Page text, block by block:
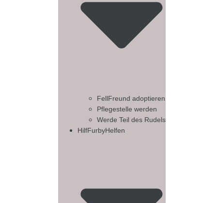
FellFreund adoptieren
Pflegestelle werden
Werde Teil des Rudels
HilfFurbyHelfen